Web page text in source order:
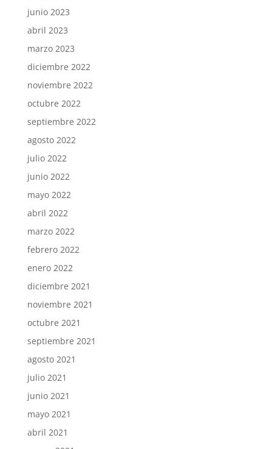
junio 2023
abril 2023
marzo 2023
diciembre 2022
noviembre 2022
octubre 2022
septiembre 2022
agosto 2022
julio 2022
junio 2022
mayo 2022
abril 2022
marzo 2022
febrero 2022
enero 2022
diciembre 2021
noviembre 2021
octubre 2021
septiembre 2021
agosto 2021
julio 2021
junio 2021
mayo 2021
abril 2021